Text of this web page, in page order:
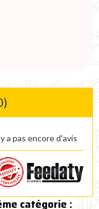
a pas encore d'avis
catégorie :